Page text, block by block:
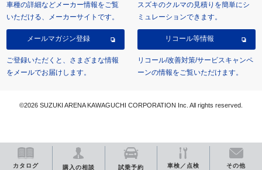
カタログ 購入の相談 試乗予約 車検／点検 その他
車種の詳細などメーカー情報をご覧
いただける、メーカーサイトです。
スズキのクルマの見積りを簡単にシ
ミュレーションできます。
メールマガジン登録
ご登録いただくと、さまざまな情報
をメールでお届けします。
リコール等情報
リコール/改善対策/サービスキャンペ
ーンの情報をご覧いただけます。
©2026 SUZUKI ARENA KAWAGUCHI CORPORATION Inc. All rights reserved.